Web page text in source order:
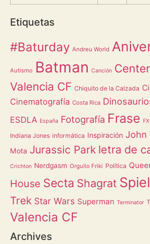
Etiquetas
#Baturday Andreu World
Autismo Batman Canción
Valencia CF Chiquito de la Calzada
Cinematografía Costa Rica
ESDLA España Fotografía Frase FX
Indiana Jones informática Inspiración John
Mota Jurassic Park letra de
Crichton Nerdgasm Orgullo Friki Política
House Secta Shagrat
Trek Star Wars Superman Terminator
Valencia CF
Archives